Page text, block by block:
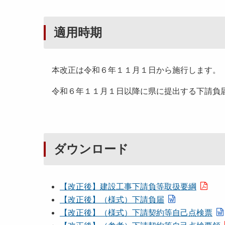
適用時期
本改正は令和６年１１月１日から施行します。
令和６年１１月１日以降に県に提出する下請負
ダウンロード
【改正後】建設工事下請負等取扱要綱
【改正後】（様式）下請負届
【改正後】（様式）下請契約等自己点検票